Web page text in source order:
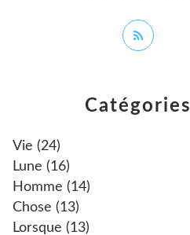
Catégories
Vie (24)
Lune (16)
Homme (14)
Chose (13)
Lorsque (13)